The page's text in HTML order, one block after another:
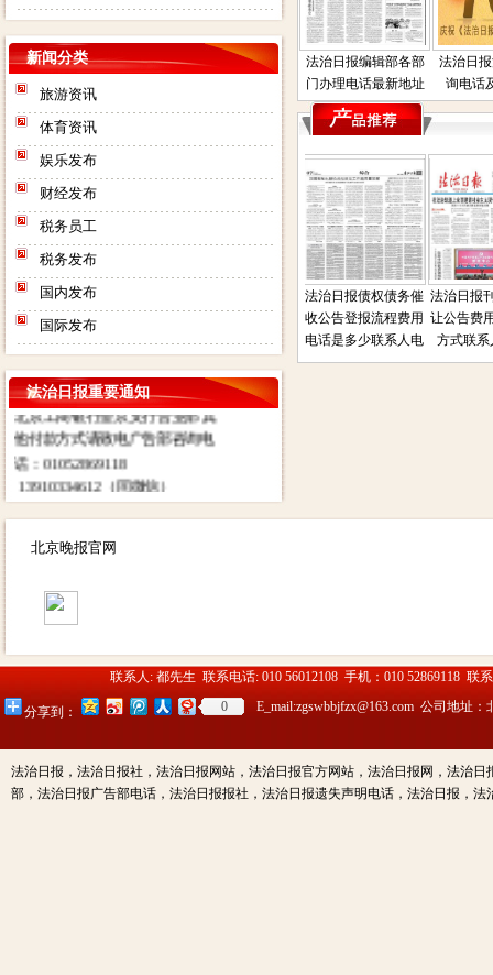
新闻分类
旅游资讯
体育资讯
娱乐发布
财经发布
税务员工
税务发布
国内发布
国际发布
法治日报重要通知
法治日报社：法治日报汇款账
号：对公汇款：户名：法报文化
传媒（北京）有限公司（法治日
0200003509000184902 开户行：
北京工商银行望京支行营业部 其
他付款方式请致电广告部咨询电
话：01052869118
13910334612（同微信）
法治日报编辑部各部
门办理电话最新地址
法治日
询电话
在线
法治日报遗失声明公
告联系人电话是多少
登报
方式联系人地址在那
法治日报债权债务催
收公告登报流程费用
电话是多少联系人电
话
法治日报刊
让公告费用
方式联系
北京晚报官网
联系人: 都先生 联系电话: 010 56012108 手机：010 52869118 联
E_mail:zgswbbjfzx@163.com 公司地址
分享到： 0
法治日报，法治日报社，法治日报网站，法治日报官方网站，法治日报网，法治
部，法治日报广告部电话，法治日报报社，法治日报遗失声明电话，法治日报，法